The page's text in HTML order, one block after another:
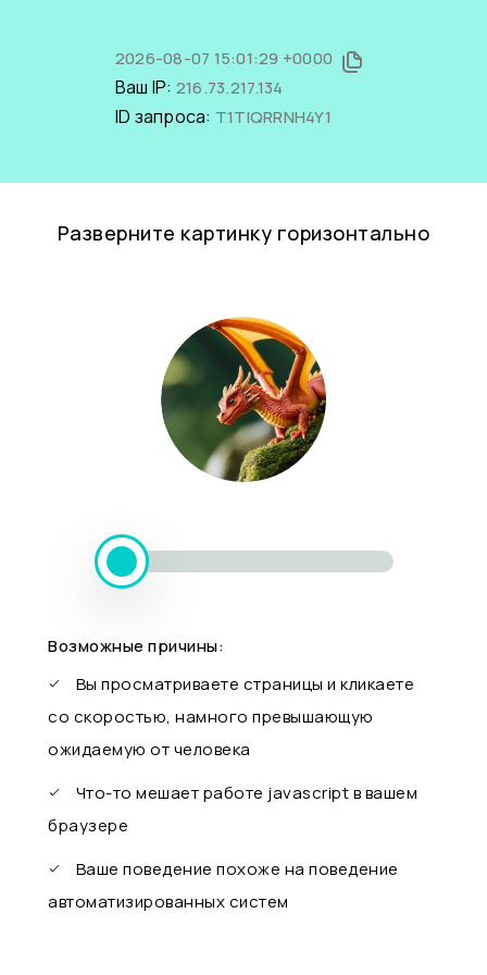
2026-08-07 15:01:29 +0000
Ваш IP: 216.73.217.134
ID запроса: T1TlQRRNH4Y1
Разверните картинку горизонтально
Возможные причины:
Вы просматриваете страницы и кликаете
со скоростью, намного превышающую
ожидаемую от человека
Что-то мешает работе javascript в вашем
браузере
Ваше поведение похоже на поведение
автоматизированных систем